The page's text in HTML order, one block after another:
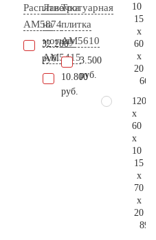
Распятие
AM5874
32.200
руб.
Лавочка
на
могилу
AM5415
10.800
руб.
Тротуарная
плитка
AM5610
3.500
руб.
10
15
x
60
x
20
120
x
60
x
10
15
x
70
x
20